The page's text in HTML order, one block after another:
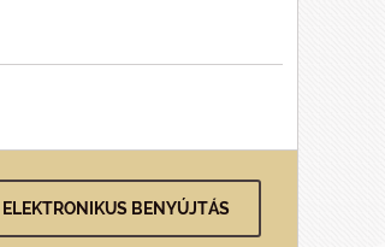
ELEKTRONIKUS BENYÚJTÁS